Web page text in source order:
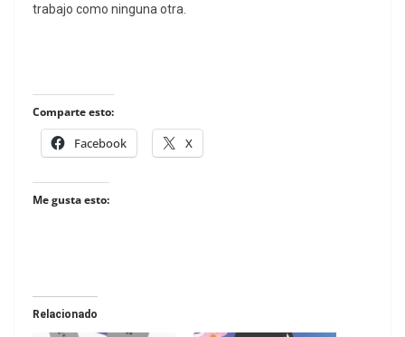
trabajo como ninguna otra.
Comparte esto:
Facebook X
Me gusta esto:
Relacionado